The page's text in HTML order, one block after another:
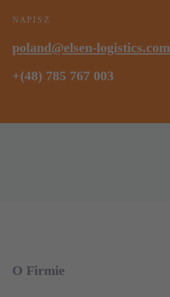
NAPISZ
poland@elsen-logistics.com
+(48) 785 767 003
O Firmie